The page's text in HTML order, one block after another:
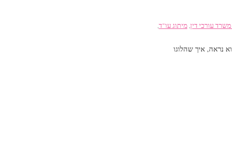
משרד עורכי דין, מיתוג עו"ד,
נראה, איך שהלוגו